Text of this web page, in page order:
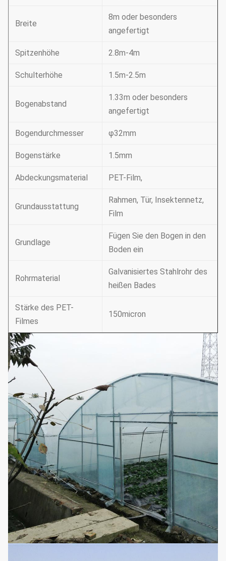
Breite
8m oder besonders
angefertigt
Spitzenhöhe 2.8m-4m
Schulterhöhe 1.5m-2.5m
Bogenabstand
1.33m oder besonders
angefertigt
Bogendurchmesser φ32mm
Bogenstärke 1.5mm
Abdeckungsmaterial PET-Film,
Grundausstattung
Rahmen, Tür, Insektennetz,
Film
Grundlage
Fügen Sie den Bogen in den
Boden ein
Rohrmaterial
Galvanisiertes Stahlrohr des
heißen Bades
Stärke des PET-
Filmes
150micron